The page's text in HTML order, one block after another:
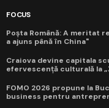
FOCUS
Poșta Română: A meritat
a ajuns până în China"
Craiova devine capitala
efervescență culturală la
FOMO 2026 propune la
business pentru